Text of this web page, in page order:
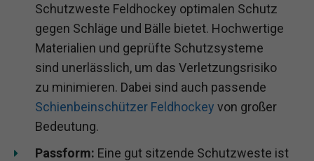
Schutzweste Feldhockey optimalen Schutz
gegen Schläge und Bälle bietet. Hochwertige
Materialien und geprüfte Schutzsysteme
sind unerlässlich, um das Verletzungsrisiko
zu minimieren. Dabei sind auch passende
Schienbeinschützer Feldhockey von großer
Bedeutung.
Passform: Eine gut sitzende Schutzweste ist